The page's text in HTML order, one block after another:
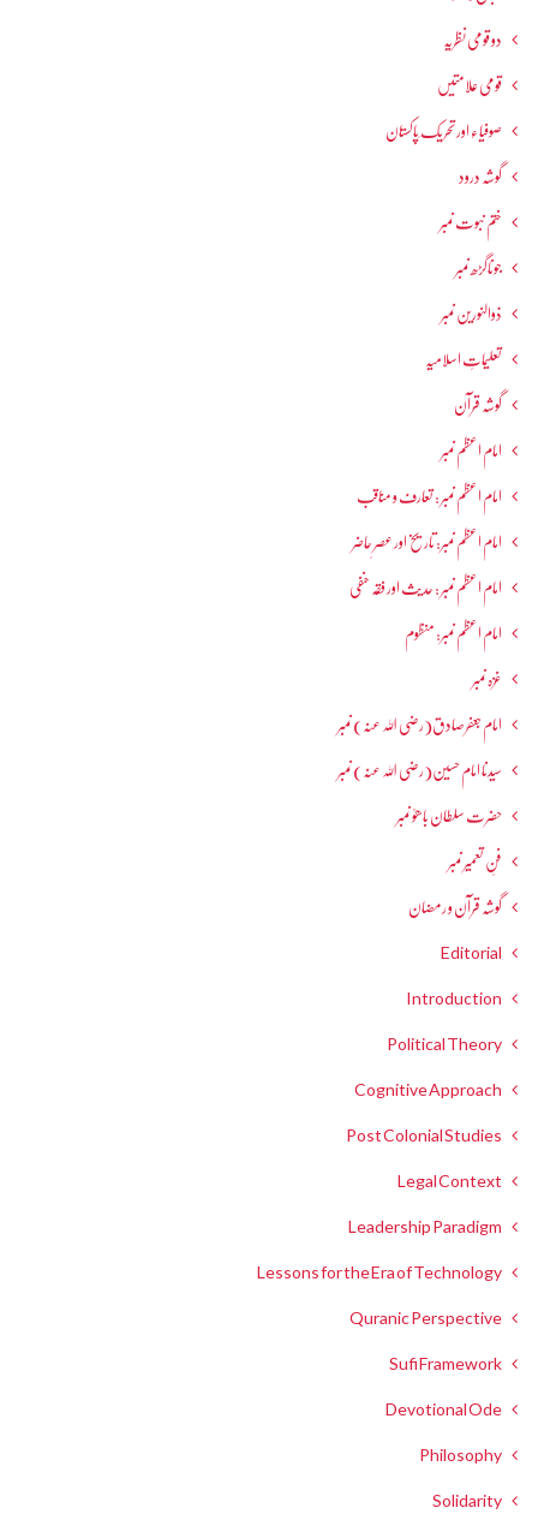
دو قومی نظریہ
قومی علامتیں
صوفیاء اور تحریک ِپاکستان
گوشہ درود
ختم نبوت نمبر
جوناگڑھ نمبر
ذوالنورین نمبر
تعلیماتِ اسلامیہ
گوشہ قرآن
امام اعظم نمبر
امام اعظم نمبر : تعارف و مناقب
امام اعظم نمبر: تاریخ اور عصرِ حاضر
امام اعظم نمبر : حدیث اور فقہ حنفی
امام اعظم نمبر: منظوم
غزہ نمبر
امام جعفرصادق(رضی اللہ عنہ) نمبر
سیدنا امام حسین(رضی اللہ عنہ) نمبر
حضرت سلطان باھوؒ نمبر
فنِ تعمیر نمبر
گوشہ قرآن و رمضان
Editorial
Introduction
Political Theory
Cognitive Approach
Post Colonial Studies
Legal Context
Leadership Paradigm
Lessons for the Era of Technology
Quranic Perspective
Sufi Framework
Devotional Ode
Philosophy
Solidarity